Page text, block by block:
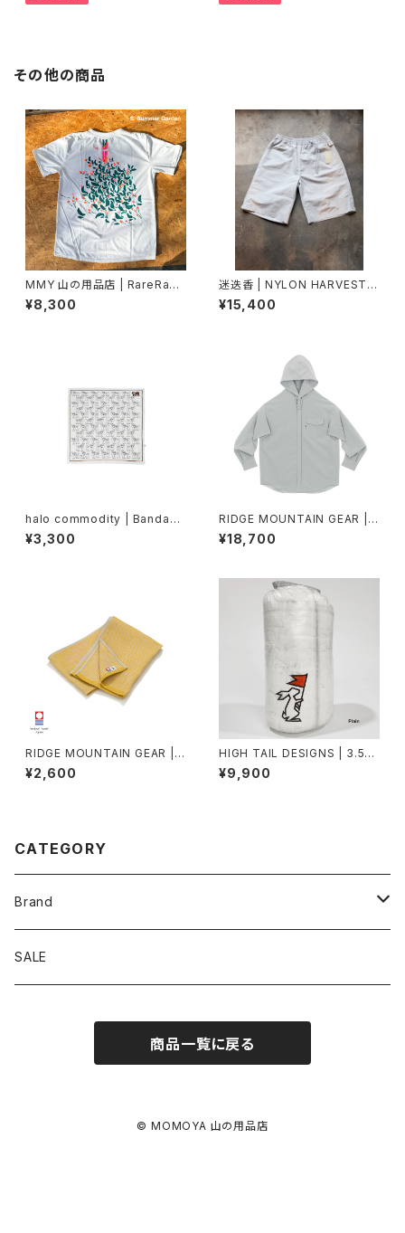
その他の商品
MMY 山の用品店 | RareRage
Illustrated T-Shirt
¥8,300
迷迭香 | NYLON HARVEST L
OOSE SHORTS
¥15,400
halo commodity | Bandann
a
¥3,300
RIDGE MOUNTAIN GEAR |
Hooded Long Sleeve Shirt
2026
¥18,700
RIDGE MOUNTAIN GEAR |
Waffle Neck Wrap Towel
¥2,600
HIGH TAIL DESIGNS | 3.5L
Stuff Sack
¥9,900
CATEGORY
Brand
アソビビト
SALE
商品一覧に戻る
© MOMOYA 山の用品店